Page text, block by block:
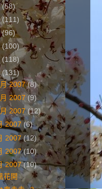
(58)
(111)
(96)
(100)
(118)
(131)
2007(8)
2007 (9)
2007(12)
2007 (6)
2007(12)
2007(10)
2007(10)
花開